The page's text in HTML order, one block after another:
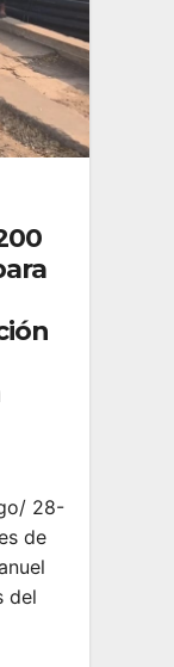
28-
de
del